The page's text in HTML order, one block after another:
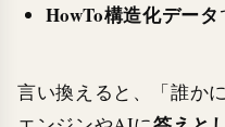
HowTo構造化データ
言い換えると、「誰か